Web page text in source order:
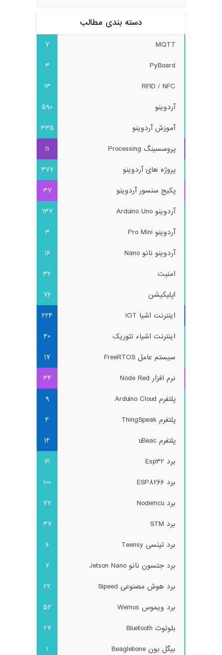
دسته بندی مطالب
MQTT
7
PyBoard
3
RFID / NFC
13
آردوینو
590
آموزش آردوینو
335
پروسسینگ Processing
11
پروژه های آردوینو
377
پکیج سنسور آردوینو
37
آردوینو Arduino Uno
137
آردوینو Pro Mini
3
آردوینو نانو Nano
16
امنیت
32
اپلیکیشن
76
اینترنت اشیا IOT
224
اینترنت اشیاء تئوریک
40
سیستم عامل FreeRTOS
17
نرم افزار Node Red
34
پلتفرم Arduino Cloud
9
پلتفرم ThingSpeak
4
پلتفرم uBeac
14
برد Esp32
71
برد ESP8266
100
برد Nodemcu
77
برد STM
37
برد تینسی Teensy
6
برد جتسون نانو Jetson Nano
7
برد هوش مصنوعی Sipeed
22
برد ویموس Wemos
54
بلوتوث Bluetooth
27
بیگل بون Beaglebone
1